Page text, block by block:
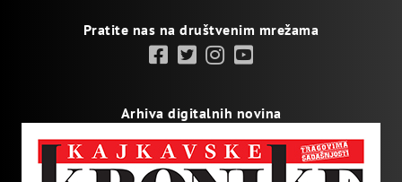
Pratite nas na društvenim mrežama
Arhiva digitalnih novina